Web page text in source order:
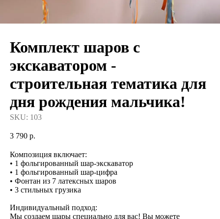
Комплект шаров с
экскаватором -
строительная тематика для
дня рождения мальчика!
SKU: 103
3 790 р.
Композиция включает:
• 1 фольгированный шар-экскаватор
• 1 фольгированный шар-цифра
• Фонтан из 7 латексных шаров
• 3 стильных грузика
Индивидуальный подход:
Мы создаем шары специально для вас! Вы можете